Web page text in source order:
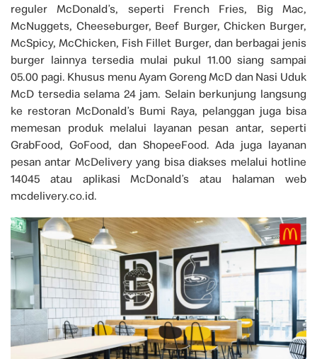
reguler McDonald’s, seperti French Fries, Big Mac,
McNuggets, Cheeseburger, Beef Burger, Chicken Burger,
McSpicy, McChicken, Fish Fillet Burger, dan berbagai jenis
burger lainnya tersedia mulai pukul 11.00 siang sampai
05.00 pagi. Khusus menu Ayam Goreng McD dan Nasi Uduk
McD tersedia selama 24 jam. Selain berkunjung langsung
ke restoran McDonald’s Bumi Raya, pelanggan juga bisa
memesan produk melalui layanan pesan antar, seperti
GrabFood, GoFood, dan ShopeeFood. Ada juga layanan
pesan antar McDelivery yang bisa diakses melalui hotline
14045 atau aplikasi McDonald’s atau halaman web
mcdelivery.co.id.